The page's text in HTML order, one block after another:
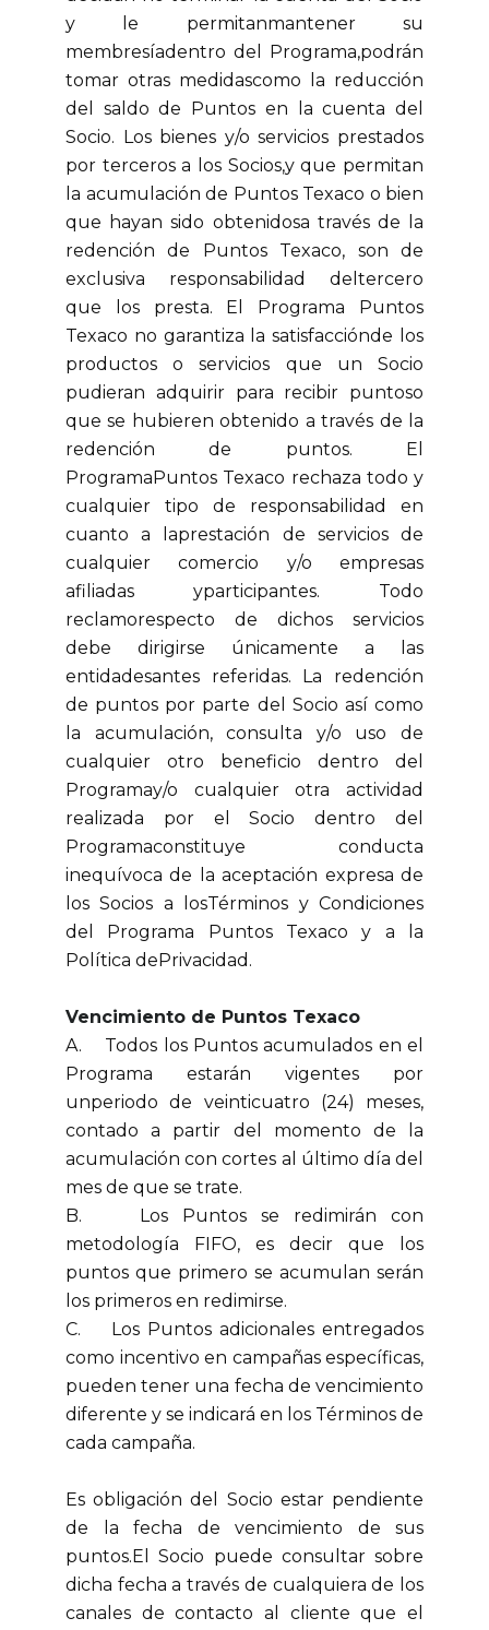
y le permitanmantener su
membresíadentro del Programa,podrán
tomar otras medidascomo la reducción
del saldo de Puntos en la cuenta del
Socio. Los bienes y/o servicios prestados
por terceros a los Socios,y que permitan
la acumulación de Puntos Texaco o bien
que hayan sido obtenidosa través de la
redención de Puntos Texaco, son de
exclusiva responsabilidad deltercero
que los presta. El Programa Puntos
Texaco no garantiza la satisfacciónde los
productos o servicios que un Socio
pudieran adquirir para recibir puntoso
que se hubieren obtenido a través de la
redención de puntos. El
ProgramaPuntos Texaco rechaza todo y
cualquier tipo de responsabilidad en
cuanto a laprestación de servicios de
cualquier comercio y/o empresas
afiliadas yparticipantes. Todo
reclamorespecto de dichos servicios
debe dirigirse únicamente a las
entidadesantes referidas. La redención
de puntos por parte del Socio así como
la acumulación, consulta y/o uso de
cualquier otro beneficio dentro del
Programay/o cualquier otra actividad
realizada por el Socio dentro del
Programaconstituye conducta
inequívoca de la aceptación expresa de
los Socios a losTérminos y Condiciones
del Programa Puntos Texaco y a la
Política dePrivacidad.
Vencimiento de Puntos Texaco
A. Todos los Puntos acumulados en el
Programa estarán vigentes por
unperiodo de veinticuatro (24) meses,
contado a partir del momento de la
acumulación con cortes al último día del
mes de que se trate.
B. Los Puntos se redimirán con
metodología FIFO, es decir que los
puntos que primero se acumulan serán
los primeros en redimirse.
C. Los Puntos adicionales entregados
como incentivo en campañas específicas,
pueden tener una fecha de vencimiento
diferente y se indicará en los Términos de
cada campaña.
Es obligación del Socio estar pendiente
de la fecha de vencimiento de sus
puntos.El Socio puede consultar sobre
dicha fecha a través de cualquiera de los
canales de contacto al cliente que el